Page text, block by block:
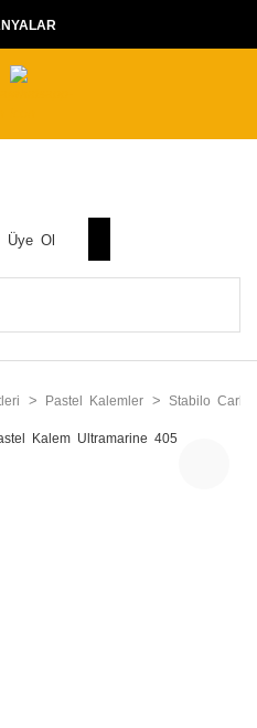
Üye Ol
Pastel Kalemler Stabilo